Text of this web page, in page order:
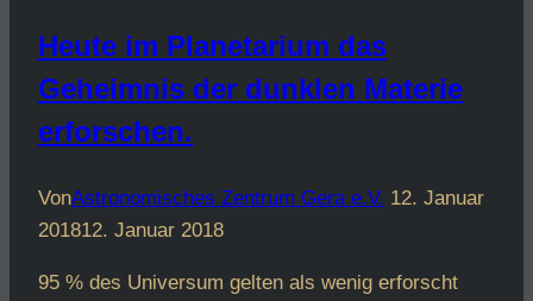
Heute im Planetarium das
Geheimnis der dunklen Materie
erforschen.
VonAstronomisches Zentrum Gera e.V. 12. Januar
201812. Januar 2018
95 % des Universum gelten als wenig erforscht